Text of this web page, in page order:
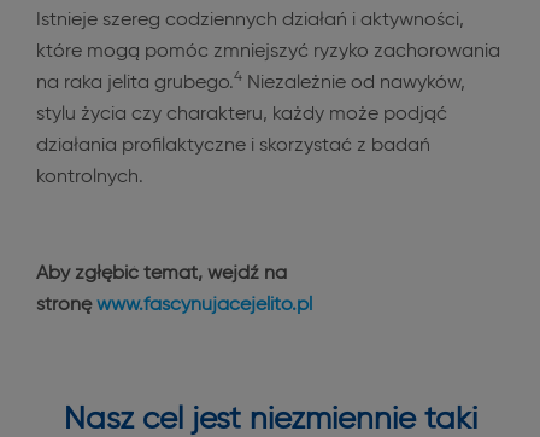
Istnieje szereg codziennych działań i aktywności,
które mogą pomóc zmniejszyć ryzyko zachorowania
na raka jelita grubego.4 Niezależnie od nawyków,
stylu życia czy charakteru, każdy może podjąć
działania profilaktyczne i skorzystać z badań
kontrolnych.
Aby zgłębić temat, wejdź na
stronęwww.fascynujacejelito.pl
Nasz cel jest niezmiennie taki